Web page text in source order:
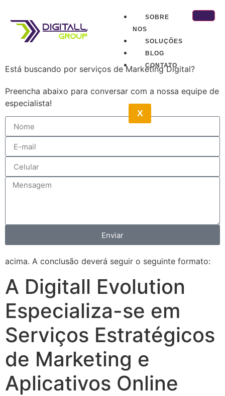
SOBRE
NOS
SOLUÇÕES
BLOG
CONTATO
X
Está buscando por serviços de Marketing Digital?
Preencha abaixo para conversar com a nossa equipe de
especialista!
Enviar
acima. A conclusão deverá seguir o seguinte formato:
A Digitall Evolution
Especializa-se em
Serviços Estratégicos
de Marketing e
Aplicativos Online